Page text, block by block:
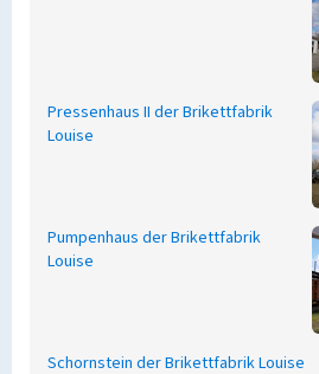
Pressenhaus II der Brikettfabrik
Louise
Pumpenhaus der Brikettfabrik
Louise
Schornstein der Brikettfabrik Louise